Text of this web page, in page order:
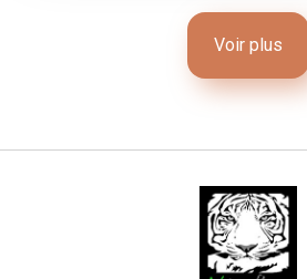
Voir plus